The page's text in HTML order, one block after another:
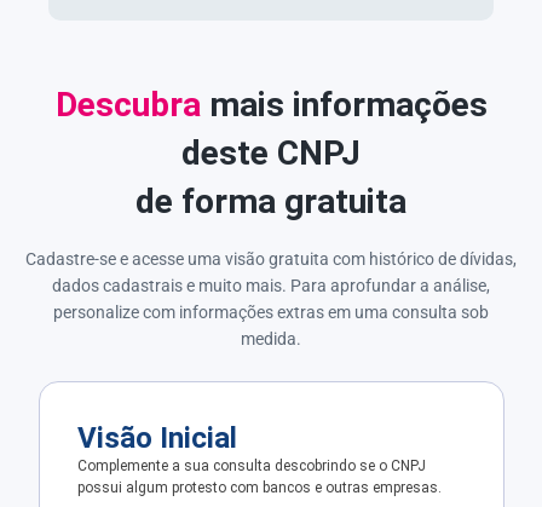
Descubramais informações
deste CNPJ
de forma gratuita
Cadastre-se e acesse uma visão gratuita com histórico de dívidas,
dados cadastrais e muito mais. Para aprofundar a análise,
personalize com informações extras em uma consulta sob
medida.
Visão Inicial
Complemente a sua consulta descobrindo se o CNPJ
possui algum protesto com bancos e outras empresas.